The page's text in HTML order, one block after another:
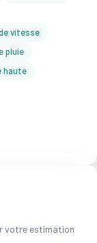
vitesse
pluie
haute
votre estimation